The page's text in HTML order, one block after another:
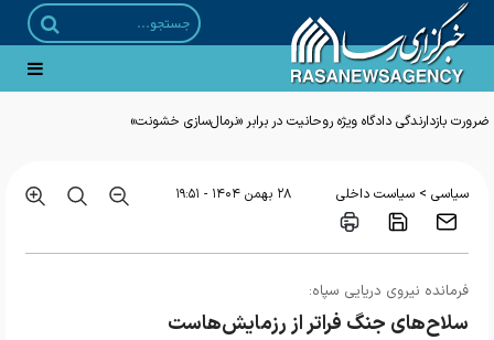
ضرورت بازدارندگی دادگاه ویژه روحانیت در برابر «نرمال‌سازی خشونت»
سیاسی > سیاست داخلی ۲۸ بهمن ۱۴۰۴ - ۱۹:۵۱
فرمانده نیروی دریایی سپاه:
سلاح‌های جنگ فراتر از رزمایش‌هاست